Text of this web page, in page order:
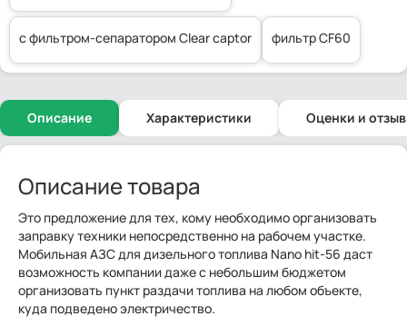
с фильтром-сепаратором Clear captor фильтр CF60
Описание Характеристики Оценки и
Описание товара
Это предложение для тех, кому необходимо организовать
заправку техники непосредственно на рабочем участке.
Мобильная АЗС для дизельного топлива Nano hit-56 даст
возможность компании даже с небольшим бюджетом
организовать пункт раздачи топлива на любом объекте,
куда подведено электричество.